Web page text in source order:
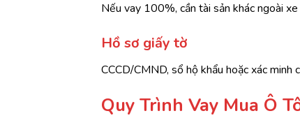
Nếu vay 100%, cần tài sản khác ngoài
Hồ sơ giấy tờ
CCCD/CMND, sổ hộ khẩu hoặc xác
Quy Trình Vay Mua Ô